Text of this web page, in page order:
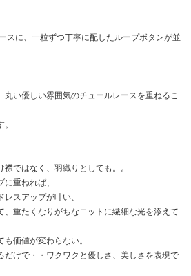
スに、一粒ずつ丁寧に配したループボタンが並
丸い優しい雰囲気のチュールレースを重ねるこ
襟ではなく、羽織りとしても。。
に重ねれば、
スアップが叶い、
、重たくなりがちなニットに繊細な光を添えて
も価値が変わらない。
だけで・・ワクワクと優しさ、美しさを表現で